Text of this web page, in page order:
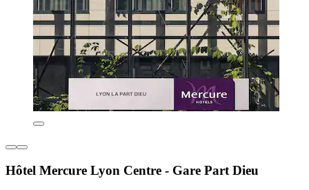
Hôtel Mercure Lyon Centre - Gare Part Dieu